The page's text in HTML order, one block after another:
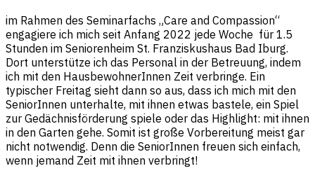
im Rahmen des Seminarfachs „Care and Compassion“
engagiere ich mich seit Anfang 2022 jede Woche für 1.5
Stunden im Seniorenheim St. Franziskushaus Bad Iburg.
Dort unterstütze ich das Personal in der Betreuung, indem
ich mit den HausbewohnerInnen Zeit verbringe. Ein
typischer Freitag sieht dann so aus, dass ich mich mit den
SeniorInnen unterhalte, mit ihnen etwas bastele, ein Spiel
zur Gedächnisförderung spiele oder das Highlight: mit ihnen
in den Garten gehe. Somit ist große Vorbereitung meist gar
nicht notwendig. Denn die SeniorInnen freuen sich einfach,
wenn jemand Zeit mit ihnen verbringt!